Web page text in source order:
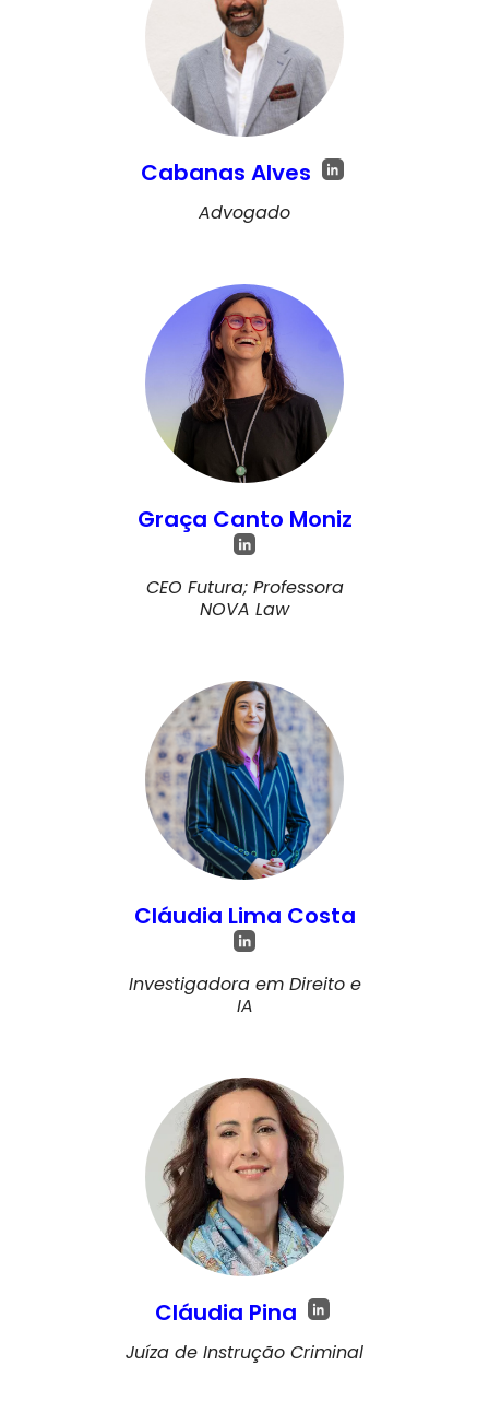
Cabanas Alves
Advogado
Graça Canto Moniz
CEO Futura; Professora
NOVA Law
Cláudia Lima Costa
Investigadora em Direito e
IA
Cláudia Pina
Juíza de Instrução Criminal